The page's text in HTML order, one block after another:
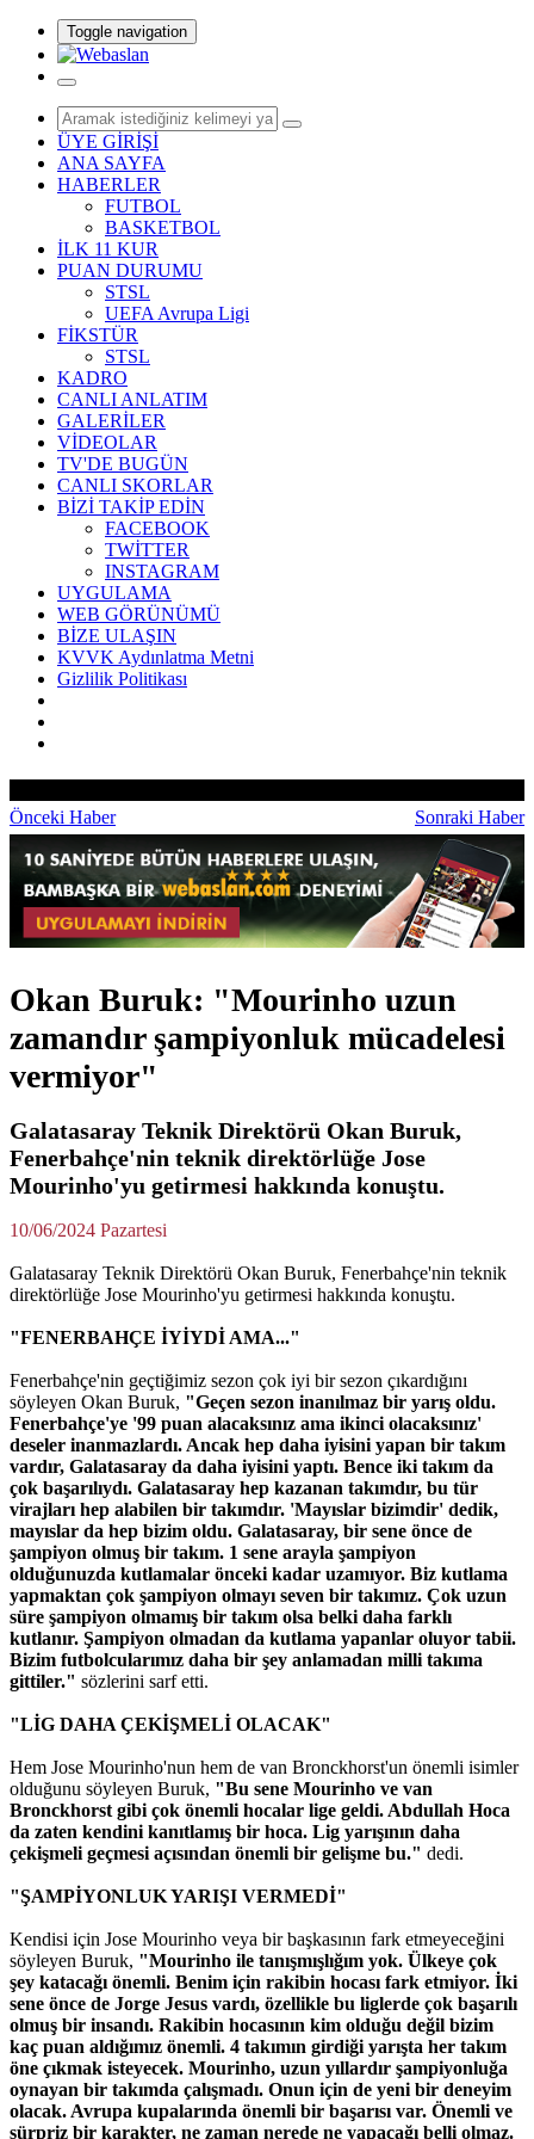
Toggle navigation
ÜYE GİRİŞİ
ANA SAYFA
HABERLER
FUTBOL
BASKETBOL
İLK 11 KUR
PUAN DURUMU
STSL
UEFA Avrupa Ligi
FİKSTÜR
STSL
KADRO
CANLI ANLATIM
GALERİLER
VİDEOLAR
TV'DE BUGÜN
CANLI SKORLAR
BİZİ TAKİP EDİN
FACEBOOK
TWİTTER
INSTAGRAM
UYGULAMA
WEB GÖRÜNÜMÜ
BİZE ULAŞIN
KVVK Aydınlatma Metni
Gizlilik Politikası
Önceki Haber Sonraki Haber
Okan Buruk: "Mourinho uzun
zamandır şampiyonluk mücadelesi
vermiyor"
Galatasaray Teknik Direktörü Okan Buruk,
Fenerbahçe'nin teknik direktörlüğe Jose
Mourinho'yu getirmesi hakkında konuştu.
10/06/2024 Pazartesi
Galatasaray Teknik Direktörü Okan Buruk, Fenerbahçe'nin teknik
direktörlüğe Jose Mourinho'yu getirmesi hakkında konuştu.
"FENERBAHÇE İYİYDİ AMA..."
Fenerbahçe'nin geçtiğimiz sezon çok iyi bir sezon çıkardığını
söyleyen Okan Buruk, "Geçen sezon inanılmaz bir yarış oldu.
Fenerbahçe'ye '99 puan alacaksınız ama ikinci olacaksınız'
deseler inanmazlardı. Ancak hep daha iyisini yapan bir takım
vardır, Galatasaray da daha iyisini yaptı. Bence iki takım da
çok başarılıydı. Galatasaray hep kazanan takımdır, bu tür
virajları hep alabilen bir takımdır. 'Mayıslar bizimdir' dedik,
mayıslar da hep bizim oldu. Galatasaray, bir sene önce de
şampiyon olmuş bir takım. 1 sene arayla şampiyon
olduğunuzda kutlamalar önceki kadar uzamıyor. Biz kutlama
yapmaktan çok şampiyon olmayı seven bir takımız. Çok uzun
süre şampiyon olmamış bir takım olsa belki daha farklı
kutlanır. Şampiyon olmadan da kutlama yapanlar oluyor tabii.
Bizim futbolcularımız daha bir şey anlamadan milli takıma
gittiler." sözlerini sarf etti.
"LİG DAHA ÇEKİŞMELİ OLACAK"
Hem Jose Mourinho'nun hem de van Bronckhorst'un önemli isimler
olduğunu söyleyen Buruk, "Bu sene Mourinho ve van
Bronckhorst gibi çok önemli hocalar lige geldi. Abdullah Hoca
da zaten kendini kanıtlamış bir hoca. Lig yarışının daha
çekişmeli geçmesi açısından önemli bir gelişme bu." dedi.
"ŞAMPİYONLUK YARIŞI VERMEDİ"
Kendisi için Jose Mourinho veya bir başkasının fark etmeyeceğini
söyleyen Buruk, "Mourinho ile tanışmışlığım yok. Ülkeye çok
şey katacağı önemli. Benim için rakibin hocası fark etmiyor. İki
sene önce de Jorge Jesus vardı, özellikle bu liglerde çok başarılı
olmuş bir insandı. Rakibin hocasının kim olduğu değil bizim
kaç puan aldığımız önemli. 4 takımın girdiği yarışta her takım
öne çıkmak isteyecek. Mourinho, uzun yıllardır şampiyonluğa
oynayan bir takımda çalışmadı. Onun için de yeni bir deneyim
olacak. Avrupa kupalarında önemli bir başarısı var. Önemli ve
sürpriz bir karakter, ne zaman nerede ne yapacağı belli olmaz.